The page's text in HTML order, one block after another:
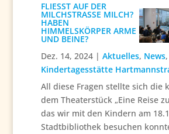
FLIESST AUF DER M
ILCHSTRASSE MILCH? HA
BEN HI
MMELSKÖRPER ARME UN
D BEINE?
Dez. 14, 2024 |Aktuelles, News
Kindertagesstätte
All diese Fragen stellte sich die
dem Theaterstück „Eine Reise
das wir mit den Kindern am
Stadtbibliothek besuchen